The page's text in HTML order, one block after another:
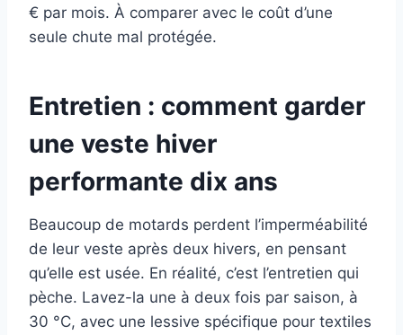
€ par mois. À comparer avec le coût d’une
seule chute mal protégée.
Entretien : comment garder
une veste hiver
performante dix ans
Beaucoup de motards perdent l’imperméabilité
de leur veste après deux hivers, en pensant
qu’elle est usée. En réalité, c’est l’entretien qui
pèche. Lavez-la une à deux fois par saison, à
30 °C, avec une lessive spécifique pour textiles